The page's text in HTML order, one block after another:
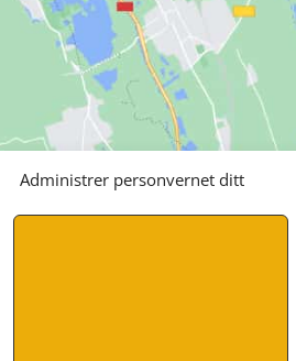
Administrer personvernet ditt